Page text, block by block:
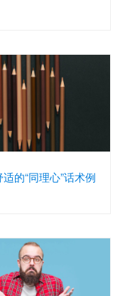
的“同理心”话术例